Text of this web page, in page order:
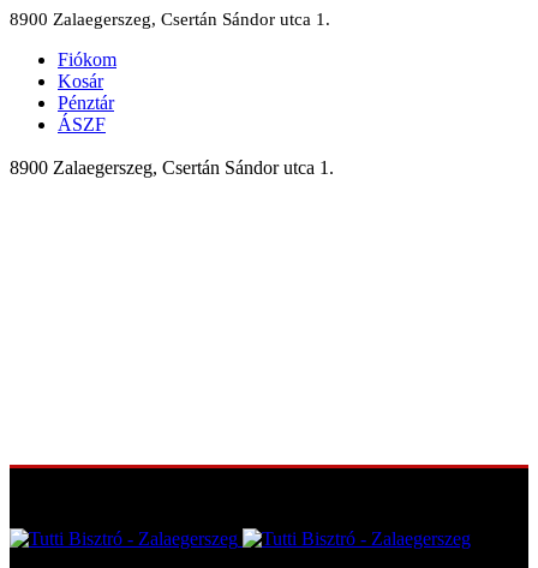
8900 Zalaegerszeg, Csertán Sándor utca 1.
Fiókom
Kosár
Pénztár
ÁSZF
8900 Zalaegerszeg, Csertán Sándor utca 1.